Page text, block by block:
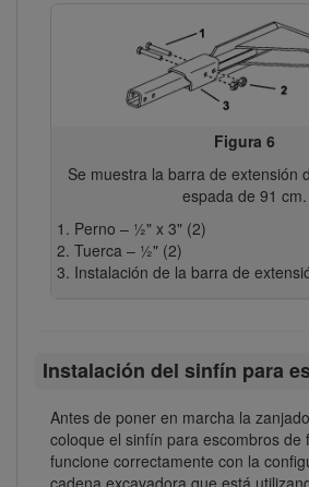
Figura 6
Se muestra la barra de extensión
espada de 91 cm.
Perno – ½" x 3" (2)
Tuerca – ½" (2)
Instalación de la barra de
Instalación del sinfín para
Antes de poner en marcha la
coloque el sinfín para escombros de
funcione correctamente con la